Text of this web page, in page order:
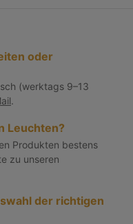
oder
(werktags 9–13
.
Leuchten?
Produkten bestens
zu unseren
der richtigen